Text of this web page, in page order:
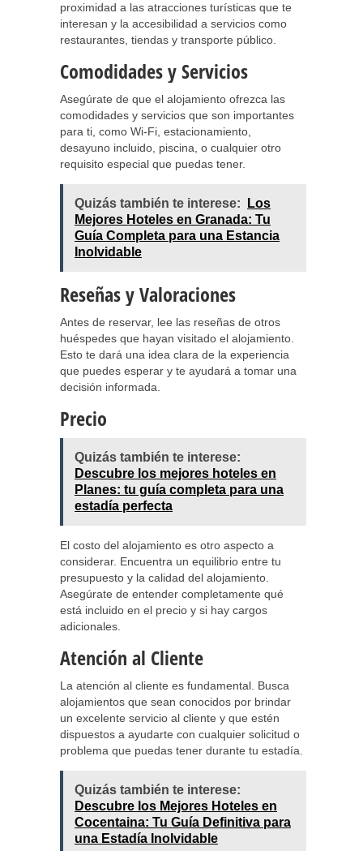
proximidad a las atracciones turísticas que te
interesan y la accesibilidad a servicios como
restaurantes, tiendas y transporte público.
Comodidades y Servicios
Asegúrate de que el alojamiento ofrezca las
comodidades y servicios que son importantes
para ti, como Wi-Fi, estacionamiento,
desayuno incluido, piscina, o cualquier otro
requisito especial que puedas tener.
Quizás también te interese:
Los
Mejores Hoteles en Granada: Tu
Guía Completa para una Estancia
Inolvidable
Reseñas y Valoraciones
Antes de reservar, lee las reseñas de otros
huéspedes que hayan visitado el alojamiento.
Esto te dará una idea clara de la experiencia
que puedes esperar y te ayudará a tomar una
decisión informada.
Precio
Quizás también te interese:
Descubre los mejores hoteles en
Planes: tu guía completa para una
estadía perfecta
El costo del alojamiento es otro aspecto a
considerar. Encuentra un equilibrio entre tu
presupuesto y la calidad del alojamiento.
Asegúrate de entender completamente qué
está incluido en el precio y si hay cargos
adicionales.
Atención al Cliente
La atención al cliente es fundamental. Busca
alojamientos que sean conocidos por brindar
un excelente servicio al cliente y que estén
dispuestos a ayudarte con cualquier solicitud o
problema que puedas tener durante tu estadía.
Quizás también te interese:
Descubre los Mejores Hoteles en
Cocentaina: Tu Guía Definitiva para
una Estadía Inolvidable